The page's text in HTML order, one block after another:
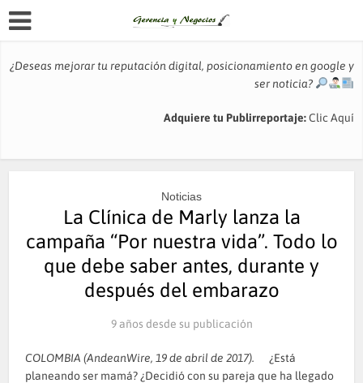
¿Deseas mejorar tu reputación digital, posicionamiento en google y
ser noticia?
Adquiere tu Publirreportaje:Clic Aquí
Noticias
La Clínica de Marly lanza la
campaña “Por nuestra vida”. Todo lo
que debe saber antes, durante y
después del embarazo
9 años desde su publicación
COLOMBIA (AndeanWire, 19 de abril de 2017). ¿Está
planeando ser mamá? ¿Decidió con su pareja que ha llegado